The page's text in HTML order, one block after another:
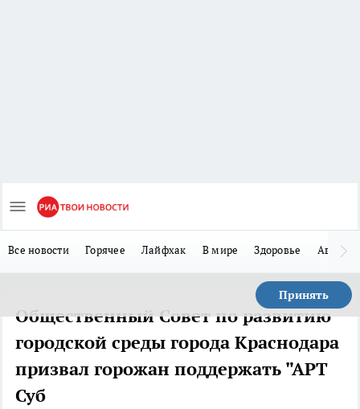
Все новости Горячее Лайфхак В мире Здоровье Авто
Принять
Общественный Совет по развитию
городской среды города Краснодара
призвал горожан поддержать "АРТ
Суб